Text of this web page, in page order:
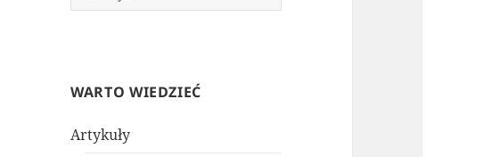
WARTO WIEDZIEĆ
Artykuły